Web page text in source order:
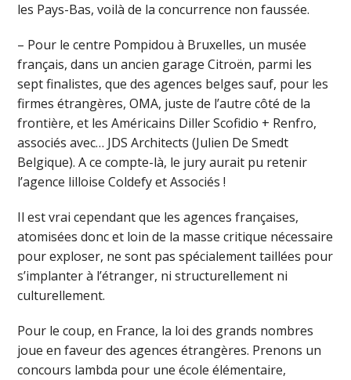
les Pays-Bas, voilà de la concurrence non faussée.
– Pour le centre Pompidou à Bruxelles, un musée
français, dans un ancien garage Citroën, parmi les
sept finalistes, que des agences belges sauf, pour les
firmes étrangères, OMA, juste de l’autre côté de la
frontière, et les Américains Diller Scofidio + Renfro,
associés avec… JDS Architects (Julien De Smedt
Belgique). A ce compte-là, le jury aurait pu retenir
l’agence lilloise Coldefy et Associés !
Il est vrai cependant que les agences françaises,
atomisées donc et loin de la masse critique nécessaire
pour exploser, ne sont pas spécialement taillées pour
s’implanter à l’étranger, ni structurellement ni
culturellement.
Pour le coup, en France, la loi des grands nombres
joue en faveur des agences étrangères. Prenons un
concours lambda pour une école élémentaire,